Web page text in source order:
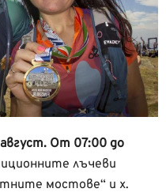
август. От 07:00 до
лъчеви
мостове“ и х.